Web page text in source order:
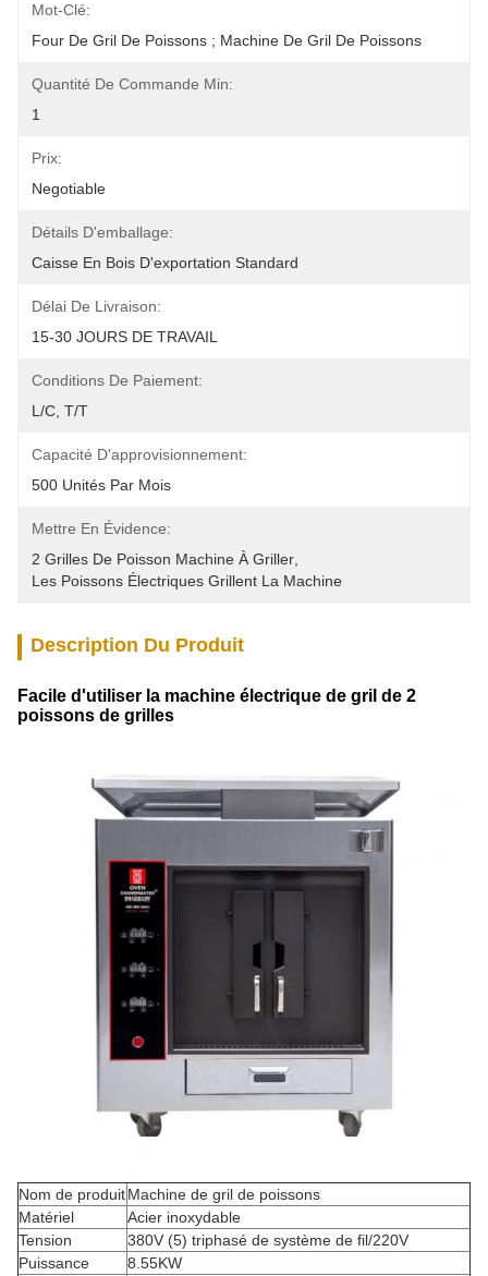
Mot-Clé:
Four De Gril De Poissons ; Machine De Gril De Poissons
Quantité De Commande Min:
1
Prix:
Negotiable
Détails D'emballage:
Caisse En Bois D'exportation Standard
Délai De Livraison:
15-30 JOURS DE TRAVAIL
Conditions De Paiement:
L/C, T/T
Capacité D'approvisionnement:
500 Unités Par Mois
Mettre En Évidence:
2 Grilles De Poisson Machine À Griller
Les Poissons Électriques Grillent La Machine
Description Du Produit
Facile d'utiliser la machine électrique de gril de 2
poissons de grilles
Nom de produitMachine de gril de poissons
Matériel
Acier inoxydable
Tension
380V (5) triphasé de système de fil/220V
Puissance
8.55KW